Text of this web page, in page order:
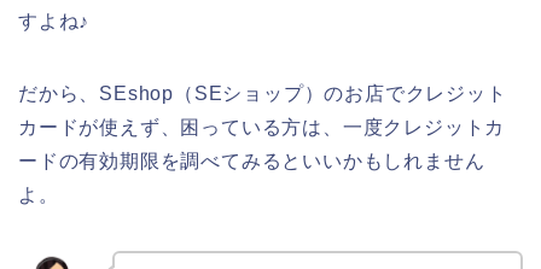
すよね♪
だから、SEshop（SEショップ）のお店でクレジット
カードが使えず、困っている方は、一度クレジットカ
ードの有効期限を調べてみるといいかもしれません
よ。